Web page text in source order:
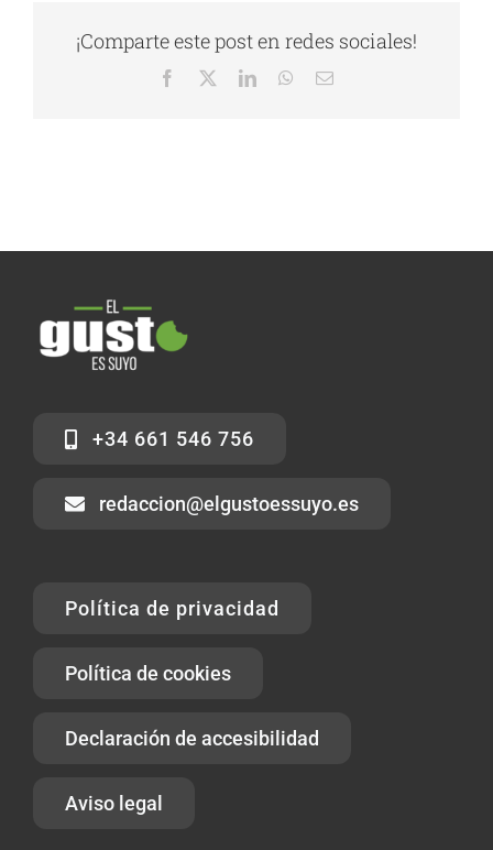
¡Comparte este post en redes sociales!
Facebook LinkedInWhatsApp
Correo
+34 661 546 756
redaccion@elgustoessuyo.es
Política de privacidad
Política de cookies
Declaración de accesibilidad
Aviso legal